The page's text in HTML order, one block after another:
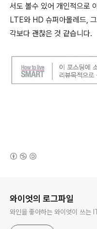
서도 볼수 있어 개인적으로
LTE와 HD 슈퍼아몰레드,
각보다 괜찮은 것 같습니다.
와이엇의 로그파일
와인을 좋아하는 와이엇이 쓰는